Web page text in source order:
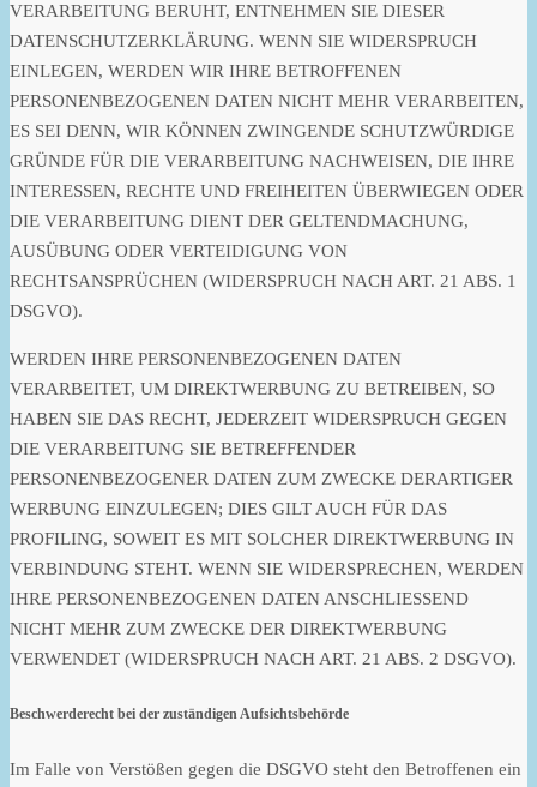
VERARBEITUNG BERUHT, ENTNEHMEN SIE DIESER
DATENSCHUTZERKLÄRUNG. WENN SIE WIDERSPRUCH
EINLEGEN, WERDEN WIR IHRE BETROFFENEN
PERSONENBEZOGENEN DATEN NICHT MEHR VERARBEITEN,
ES SEI DENN, WIR KÖNNEN ZWINGENDE SCHUTZWÜRDIGE
GRÜNDE FÜR DIE VERARBEITUNG NACHWEISEN, DIE IHRE
INTERESSEN, RECHTE UND FREIHEITEN ÜBERWIEGEN ODER
DIE VERARBEITUNG DIENT DER GELTENDMACHUNG,
AUSÜBUNG ODER VERTEIDIGUNG VON
RECHTSANSPRÜCHEN (WIDERSPRUCH NACH ART. 21 ABS. 1
DSGVO).
WERDEN IHRE PERSONENBEZOGENEN DATEN
VERARBEITET, UM DIREKTWERBUNG ZU BETREIBEN, SO
HABEN SIE DAS RECHT, JEDERZEIT WIDERSPRUCH GEGEN
DIE VERARBEITUNG SIE BETREFFENDER
PERSONENBEZOGENER DATEN ZUM ZWECKE DERARTIGER
WERBUNG EINZULEGEN; DIES GILT AUCH FÜR DAS
PROFILING, SOWEIT ES MIT SOLCHER DIREKTWERBUNG IN
VERBINDUNG STEHT. WENN SIE WIDERSPRECHEN, WERDEN
IHRE PERSONENBEZOGENEN DATEN ANSCHLIESSEND
NICHT MEHR ZUM ZWECKE DER DIREKTWERBUNG
VERWENDET (WIDERSPRUCH NACH ART. 21 ABS. 2 DSGVO).
Beschwerde­recht bei der zuständigen Aufsichts­behörde
Im Falle von Verstößen gegen die DSGVO steht den Betroffenen ein